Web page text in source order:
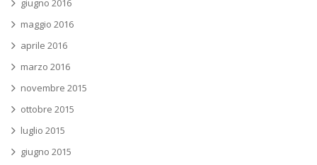
giugno 2016
maggio 2016
aprile 2016
marzo 2016
novembre 2015
ottobre 2015
luglio 2015
giugno 2015